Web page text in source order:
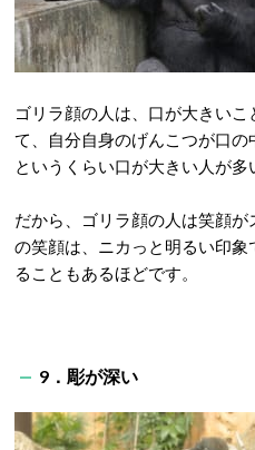
ゴリラ顔の人は、口が大きい
て、自分自身のげんこつが口
というくらい口が大きい人が多
だから、ゴリラ顔の人は笑顔
の笑顔は、ニカっと明るい印
ることもあるほどです。
9．彫が深い